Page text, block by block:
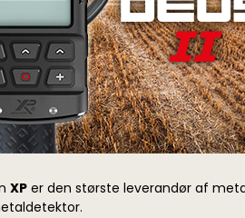
XP er den største leverandør af